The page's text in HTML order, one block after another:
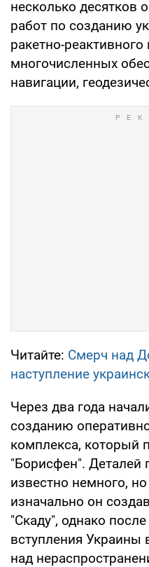
несколько десятков
работ по созданию
ракетно-
многочисленных
навигации,
Читайте: Смерч над
наступление
Через два года
созданию
комплекса, который
"Борисфен". Деталей
известно немного,
изначально он
"Скаду", однако
вступления
над